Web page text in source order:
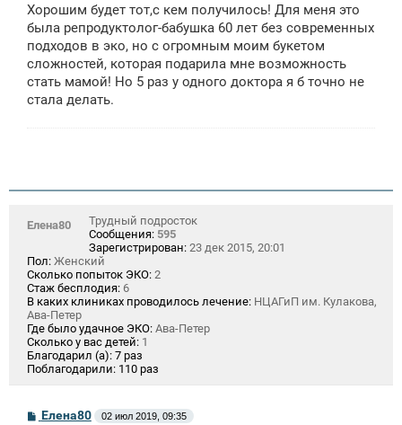
б
щ
н
и
Хорошим будет тот,с кем получилось! Для меня это
была репродуктолог-бабушка 60 лет без современных
подходов в эко, но с огромным моим букетом
сложностей, которая подарила мне возможность
стать мамой! Но 5 раз у одного доктора я б точно не
стала делать.
Елена80
Трудный подросток
Сообщения: 595
Зарегистрирован: 23 дек 2015, 20:01
Пол: Женский
Сколько попыток ЭКО: 2
Стаж бесплодия: 6
В каких клиниках проводилось лечение: НЦАГиП им. Кулакова,
Ава-Петер
Где было удачное ЭКО: Ава-Петер
Сколько у вас детей: 1
Благодарил (а): 7 раз
Поблагодарили: 110 раз
СЕлена80 02 июл 2019, 09:35